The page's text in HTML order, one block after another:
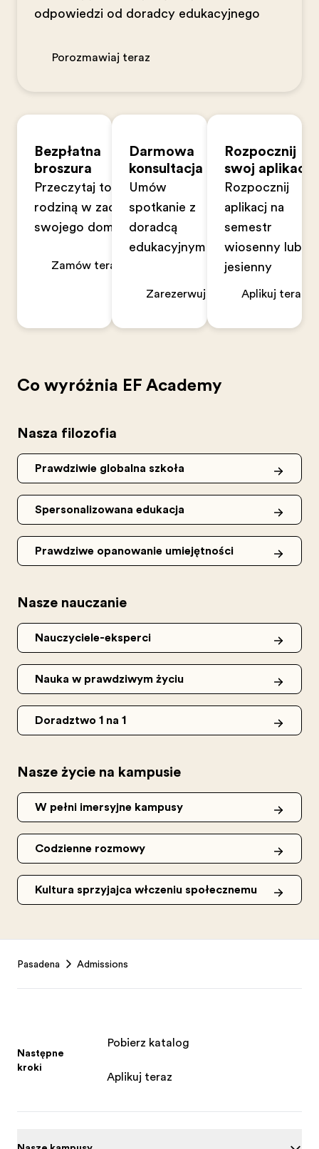
odpowiedzi od doradcy edukacyjnego
Porozmawiaj teraz
Bezpłatna
broszura
Przeczytaj to z
rodziną w zaciszu
swojego domu
Zamów teraz
Darmowa
konsultacja
Umów
spotkanie z
doradcą
edukacyjnym
Zarezerwuj teraz
Rozpocznij
swoją aplikację
Rozpocznij
aplikację na
semestr
wiosenny lub
jesienny
Aplikuj teraz
Co wyróżnia EF Academy
Nasza filozofia
Prawdziwie globalna szkoła
Spersonalizowana edukacja
Prawdziwe opanowanie umiejętności
Nasze nauczanie
Nauczyciele-eksperci
Nauka w prawdziwym życiu
Doradztwo 1 na 1
Nasze życie na kampusie
W pełni imersyjne kampusy
Codzienne rozmowy
Kultura sprzyjająca włączeniu społecznemu
Pasadena Admissions
Następne
kroki
Pobierz katalog
Aplikuj teraz